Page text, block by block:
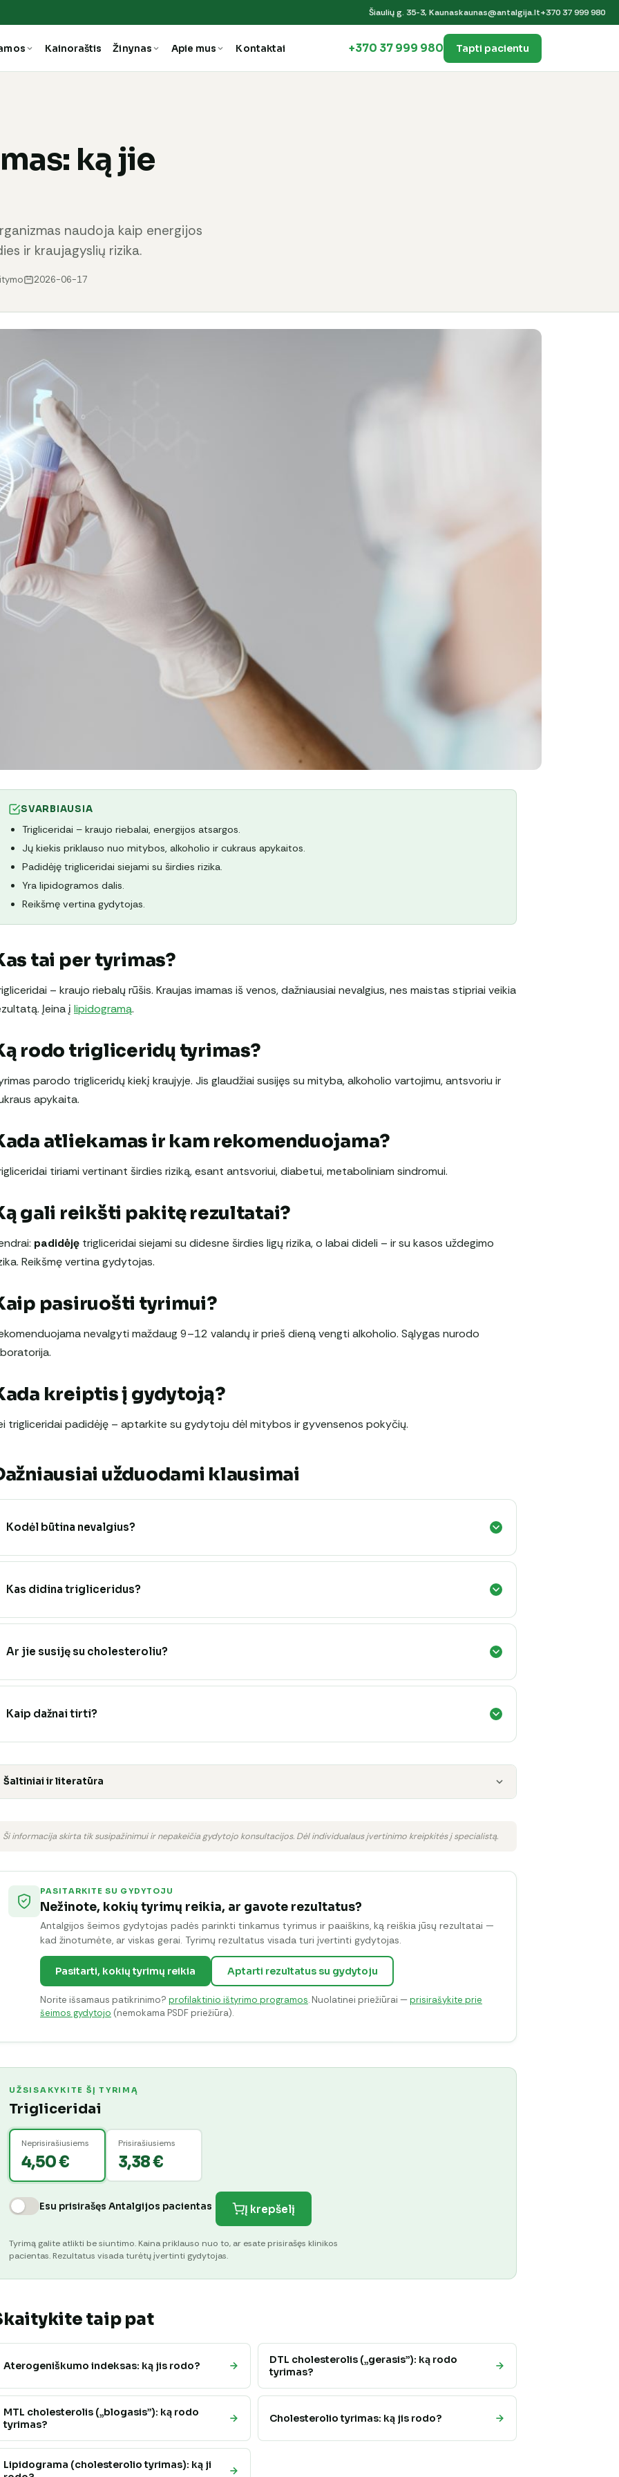
Šiaulių g. 35-3, Kaunaskaunas@antalgija.lt+370 37 999 980
Kainoraštis Žinynas Apie mus Kontaktai +370 37 999 980 Tapti pacientu
ką jie
naudoja kaip energijos
ir kraujagyslių rizika.
2026-06-17
SVARBIAUSIA
Trigliceridai – kraujo riebalai, energijos atsargos.
Jų kiekis priklauso nuo mitybos, alkoholio ir cukraus apykaitos.
Padidėję trigliceridai siejami su širdies rizika.
Yra lipidogramos dalis.
Reikšmę vertina gydytojas.
tai per tyrimas?
– kraujo riebalų rūšis. Kraujas imamas iš venos, dažniausiai nevalgius, nes maistas stipriai veikia
Įeina į lipidogramą.
rodo trigliceridų tyrimas?
parodo trigliceridų kiekį kraujyje. Jis glaudžiai susijęs su mityba, alkoholio vartojimu, antsvoriu ir
apykaita.
atliekamas ir kam rekomenduojama?
tiriami vertinant širdies riziką, esant antsvoriui, diabetui, metaboliniam sindromui.
gali reikšti pakitę rezultatai?
padidėję trigliceridai siejami su didesne širdies ligų rizika, o labai dideli – ir su kasos uždegimo
Reikšmę vertina gydytojas.
pasiruošti tyrimui?
nevalgyti maždaug 9–12 valandų ir prieš dieną vengti alkoholio. Sąlygas nurodo
kreiptis į gydytoją?
trigliceridai padidėję – aptarkite su gydytoju dėl mitybos ir gyvensenos pokyčių.
užduodami klausimai
Kodėl būtina nevalgius?
Kas didina trigliceridus?
Ar jie susiję su cholesteroliu?
Kaip dažnai tirti?
Šaltiniai ir literatūra
Ši informacija skirta tik susipažinimui ir nepakeičia gydytojo konsultacijos. Dėl individualaus įvertinimo kreipkitės į specialistą.
PASITARKITE SU GYDYTOJU
Nežinote, kokių tyrimų reikia, ar gavote rezultatus?
Antalgijos šeimos gydytojas padės parinkti tinkamus tyrimus ir paaiškins, ką reiškia jūsų rezultatai —
kad žinotumėte, ar viskas gerai. Tyrimų rezultatus visada turi įvertinti gydytojas.
Pasitarti, kokių tyrimų reikia Aptarti rezultatus su gydytoju
Norite išsamaus patikrinimo? profilaktinio ištyrimo programos. Nuolatinei priežiūrai —prisirašykite prie
šeimos gydytojo (nemokama PSDF priežiūra).
UŽSISAKYKITE ŠĮ TYRIMĄ
Trigliceridai
Neprisirašiusiems
4,50 €
Prisirašiusiems
3,38 €
Esu prisirašęs Antalgijos pacientas Į krepšelį
Tyrimą galite atlikti be siuntimo. Kaina priklauso nuo to, ar esate prisirašęs klinikos
pacientas. Rezultatus visada turėtų įvertinti gydytojas.
taip pat
Aterogeniškumo indeksas: ką jis rodo?
DTL cholesterolis („gerasis”): ką rodo
tyrimas?
MTL cholesterolis („blogasis”): ką rodo
tyrimas?
Cholesterolio tyrimas: ką jis rodo?
Lipidograma (cholesterolio tyrimas): ką ji